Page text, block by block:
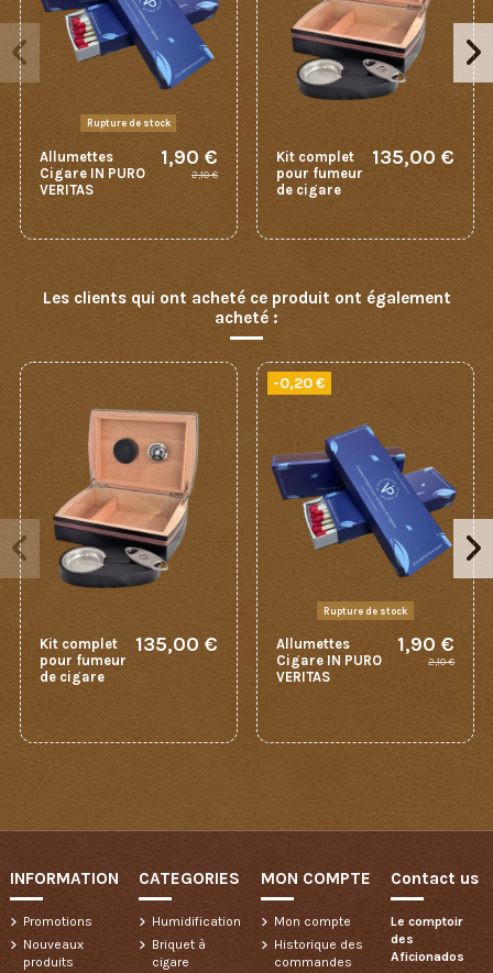
Rupture de stock
Allumettes
Cigare IN PURO
VERITAS
1,90 €
2,10 €
Kit complet
pour fumeur
de cigare
135,00 €
Les clients qui ont acheté ce produit ont également
acheté :
Kit complet
pour fumeur
de cigare
135,00 €
-0,20 €
Rupture de stock
Allumettes
Cigare IN PURO
VERITAS
1,90 €
2,10 €
INFORMATION
Promotions
Nouveaux
produits
CATEGORIES
Humidification
Briquet à
cigare
MON COMPTE
Mon compte
Historique des
commandes
Contact us
Le comptoir
des
Aficionados